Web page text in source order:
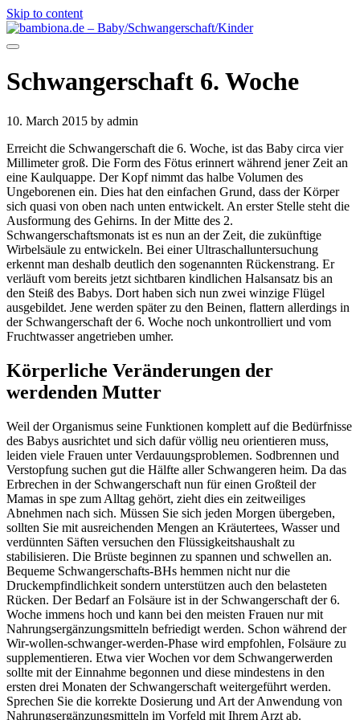
Skip to content
Schwangerschaft 6. Woche
10. March 2015 by admin
Erreicht die Schwangerschaft die 6. Woche, ist das Baby circa vier
Millimeter groß. Die Form des Fötus erinnert während jener Zeit an
eine Kaulquappe. Der Kopf nimmt das halbe Volumen des
Ungeborenen ein. Dies hat den einfachen Grund, dass der Körper
sich quasi von oben nach unten entwickelt. An erster Stelle steht die
Ausformung des Gehirns. In der Mitte des 2.
Schwangerschaftsmonats ist es nun an der Zeit, die zukünftige
Wirbelsäule zu entwickeln. Bei einer Ultraschalluntersuchung
erkennt man deshalb deutlich den sogenannten Rückenstrang. Er
verläuft vom bereits jetzt sichtbaren kindlichen Halsansatz bis an
den Steiß des Babys. Dort haben sich nun zwei winzige Flügel
ausgebildet. Jene werden später zu den Beinen, flattern allerdings in
der Schwangerschaft der 6. Woche noch unkontrolliert und vom
Fruchtwasser angetrieben umher.
Körperliche Veränderungen der
werdenden Mutter
Weil der Organismus seine Funktionen komplett auf die Bedürfnisse
des Babys ausrichtet und sich dafür völlig neu orientieren muss,
leiden viele Frauen unter Verdauungsproblemen. Sodbrennen und
Verstopfung suchen gut die Hälfte aller Schwangeren heim. Da das
Erbrechen in der Schwangerschaft nun für einen Großteil der
Mamas in spe zum Alltag gehört, zieht dies ein zeitweiliges
Abnehmen nach sich. Müssen Sie sich jeden Morgen übergeben,
sollten Sie mit ausreichenden Mengen an Kräutertees, Wasser und
verdünnten Säften versuchen den Flüssigkeitshaushalt zu
stabilisieren. Die Brüste beginnen zu spannen und schwellen an.
Bequeme Schwangerschafts-BHs hemmen nicht nur die
Druckempfindlichkeit sondern unterstützen auch den belasteten
Rücken. Der Bedarf an Folsäure ist in der Schwangerschaft der 6.
Woche immens hoch und kann bei den meisten Frauen nur mit
Nahrungsergänzungsmitteln befriedigt werden. Schon während der
Wir-wollen-schwanger-werden-Phase wird empfohlen, Folsäure zu
supplementieren. Etwa vier Wochen vor dem Schwangerwerden
sollte mit der Einnahme begonnen und diese mindestens in den
ersten drei Monaten der Schwangerschaft weitergeführt werden.
Sprechen Sie die korrekte Dosierung und Art der Anwendung von
Nahrungsergänzungsmitteln im Vorfeld mit Ihrem Arzt ab.